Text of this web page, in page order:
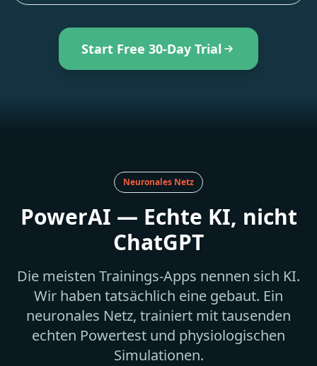
Start Free 30-Day Trial
Neuronales Netz
PowerAI — Echte KI, nicht
ChatGPT
Die meisten Trainings-Apps nennen sich KI.
Wir haben tatsächlich eine gebaut. Ein
neuronales Netz, trainiert mit tausenden
echten Powertest und physiologischen
Simulationen.